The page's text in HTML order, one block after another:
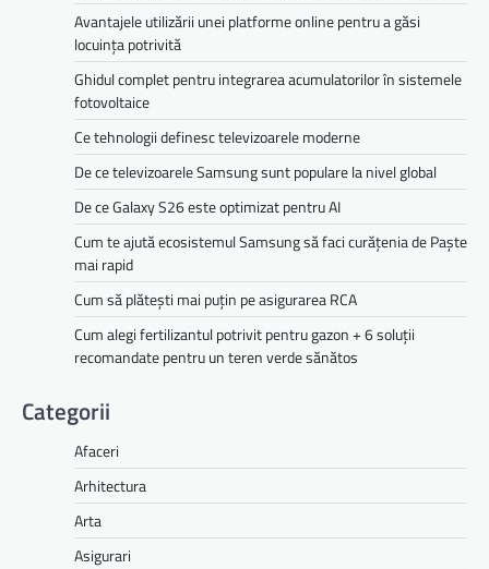
Avantajele utilizării unei platforme online pentru a găsi
locuința potrivită
Ghidul complet pentru integrarea acumulatorilor în sistemele
fotovoltaice
Ce tehnologii definesc televizoarele moderne
De ce televizoarele Samsung sunt populare la nivel global
De ce Galaxy S26 este optimizat pentru AI
Cum te ajută ecosistemul Samsung să faci curățenia de Paște
mai rapid
Cum să plătești mai puțin pe asigurarea RCA
Cum alegi fertilizantul potrivit pentru gazon + 6 soluții
recomandate pentru un teren verde sănătos
Categorii
Afaceri
Arhitectura
Arta
Asigurari